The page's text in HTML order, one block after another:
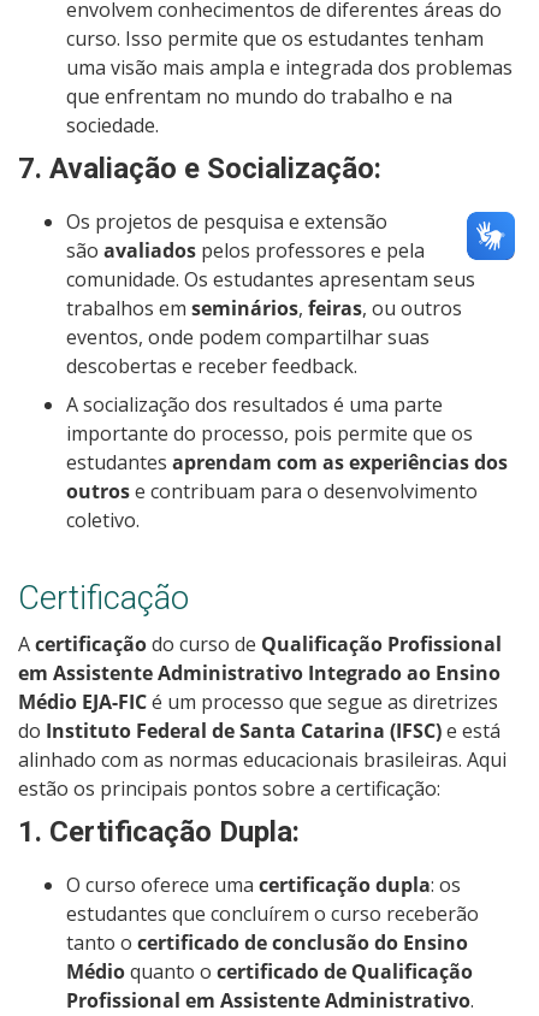
envolvem conhecimentos de diferentes áreas do
curso. Isso permite que os estudantes tenham
uma visão mais ampla e integrada dos problemas
que enfrentam no mundo do trabalho e na
sociedade.
7. Avaliação e Socialização:
Os projetos de pesquisa e extensão
são avaliados pelos professores e pela
comunidade. Os estudantes apresentam seus
trabalhos em seminários, feiras, ou outros
eventos, onde podem compartilhar suas
descobertas e receber feedback.
A socialização dos resultados é uma parte
importante do processo, pois permite que os
estudantes aprendam com as experiências dos
outrose contribuam para o desenvolvimento
coletivo.
Certificação
Acertificaçãodo curso de Qualificação Profissional
em Assistente Administrativo Integrado ao Ensino
Médio EJA-FICé um processo que segue as diretrizes
do Instituto Federal de Santa Catarina (IFSC)e está
alinhado com as normas educacionais brasileiras. Aqui
estão os principais pontos sobre a certificação:
1. Certificação Dupla:
O curso oferece uma certificação dupla: os
estudantes que concluírem o curso receberão
tanto o certificado de conclusão do Ensino
Médioquanto o certificado de Qualificação
Profissional em Assistente Administrativo.